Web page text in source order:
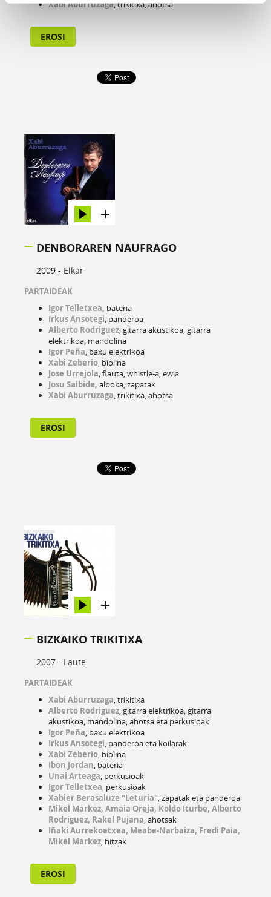
Xabi Aburruzaga, trikitixa, ahotsa
EROSI
DENBORAREN NAUFRAGO
2009 - Elkar
PARTAIDEAK
Igor Telletxea, bateria
Irkus Ansotegi, panderoa
Alberto Rodriguez, gitarra akustikoa, gitarra
elektrikoa, mandolina
Igor Peña, baxu elektrikoa
Xabi Zeberio, biolina
Jose Urrejola, flauta, whistle-a, ewia
Josu Salbide, alboka, zapatak
Xabi Aburruzaga, trikitixa, ahotsa
EROSI
BIZKAIKO TRIKITIXA
2007 - Laute
PARTAIDEAK
Xabi Aburruzaga, trikitixa
Alberto Rodriguez, gitarra elektrikoa, gitarra
akustikoa, mandolina, ahotsa eta perkusioak
Igor Peña, baxu elektrikoa
Irkus Ansotegi, panderoa eta koilarak
Xabi Zeberio, biolina
Ibon Jordan, bateria
Unai Arteaga, perkusioak
Igor Telletxea, perkusioak
Xabier Berasaluze "Leturia", zapatak eta panderoa
Mikel Markez, Amaia Oreja, Koldo Iturbe, Alberto
Rodriguez, Rakel Pujana, ahotsak
Iñaki Aurrekoetxea, Meabe-Narbaiza, Fredi Paia,
Mikel Markez, hitzak
EROSI